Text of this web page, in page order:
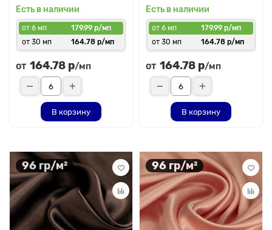
Есть в наличии
от 6 мп
179.99 р/мп
от 30 мп
164.78 р/мп
от 164.78 р/мп
В корзину
Есть в наличии
от 6 мп
179.99 р/мп
от 30 мп
164.78 р/мп
от 164.78 р/мп
В корзину
96 гр/м² 96 гр/м²